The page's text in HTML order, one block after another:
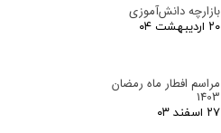
بازارچه دانش‌آموزی
۲۰ اردیبهشت ۰۴
مراسم افطار ماه رمضان
1403
۲۷ اسفند ۰۳